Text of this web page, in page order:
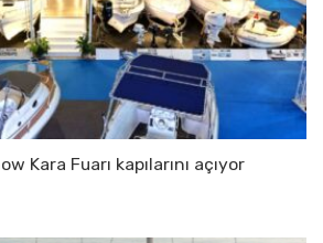
Kara Fuarı kapılarını açıyor